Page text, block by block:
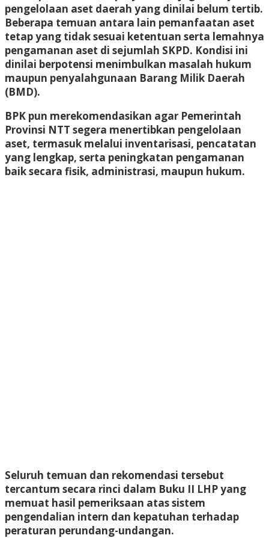
pengelolaan aset daerah yang dinilai belum tertib.
Beberapa temuan antara lain pemanfaatan aset
tetap yang tidak sesuai ketentuan serta lemahnya
pengamanan aset di sejumlah SKPD. Kondisi ini
dinilai berpotensi menimbulkan masalah hukum
maupun penyalahgunaan Barang Milik Daerah
(BMD).
BPK pun merekomendasikan agar Pemerintah
Provinsi NTT segera menertibkan pengelolaan
aset, termasuk melalui inventarisasi, pencatatan
yang lengkap, serta peningkatan pengamanan
baik secara fisik, administrasi, maupun hukum.
Seluruh temuan dan rekomendasi tersebut
tercantum secara rinci dalam Buku II LHP yang
memuat hasil pemeriksaan atas sistem
pengendalian intern dan kepatuhan terhadap
peraturan perundang-undangan.